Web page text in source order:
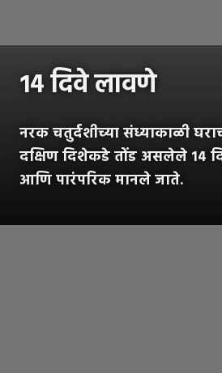
१४ दिवे लावणे
नरक चतुर्दशीच्या संध्याकाळी
दक्षिण दिशेकडे तोंड असलेले १४
आणि पारंपरिक मानले जाते.